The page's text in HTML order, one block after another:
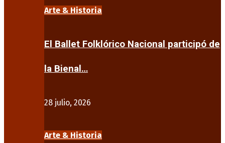
Arte & Historia
El Ballet Folklórico Nacional participó de
la Bienal…
28 julio, 2026
Arte & Historia